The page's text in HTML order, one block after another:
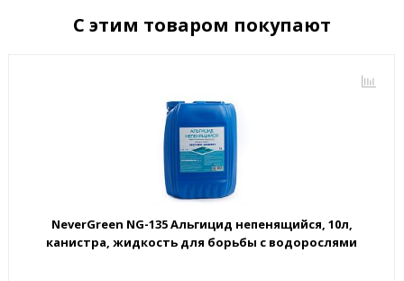
С этим товаром покупают
NeverGreen NG-135 Альгицид непенящийся, 10л,
канистра, жидкость для борьбы с водорослями